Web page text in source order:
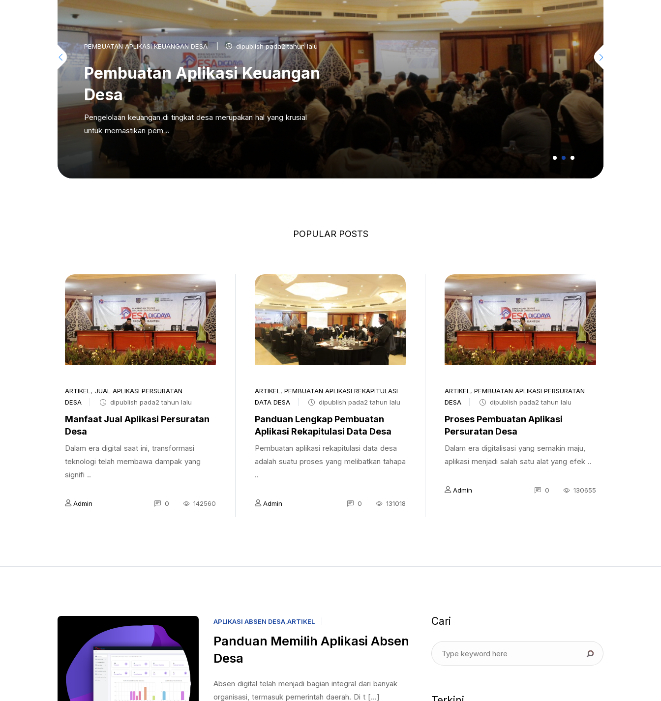
PEMBUATAN APLIKASI KEUANGAN DESA dipublish pada2 tahun lalu
Pembuatan Aplikasi Keuangan
Desa
Pengelolaan keuangan di tingkat desa merupakan hal yang krusial
untuk memastikan pem ..
POPULAR POSTS
ARTIKEL , JUAL APLIKASI PERSURATAN
DESA
dipublish pada2 tahun lalu
Manfaat Jual Aplikasi Persuratan
Desa
Dalam era digital saat ini, transformasi
teknologi telah membawa dampak yang
signifi ..
Admin 0 142560
ARTIKEL , PEMBUATAN APLIKASI REKAPITULASI
DATA DESA
dipublish pada2 tahun lalu
Panduan Lengkap Pembuatan
Aplikasi Rekapitulasi Data Desa
Pembuatan aplikasi rekapitulasi data desa
adalah suatu proses yang melibatkan tahapa
..
Admin 0 131018
ARTIKEL , PEMBUATAN APLIKASI PERSURATAN
DESA
dipublish pada2 tahun lalu
Proses Pembuatan Aplikasi
Persuratan Desa
Dalam era digitalisasi yang semakin maju,
aplikasi menjadi salah satu alat yang efek ..
Admin 0 130655
APLIKASI ABSEN DESA,ARTIKEL
Panduan Memilih Aplikasi Absen
Desa
Absen digital telah menjadi bagian integral dari banyak
organisasi, termasuk pemerintah daerah. Di t [...]
Cari